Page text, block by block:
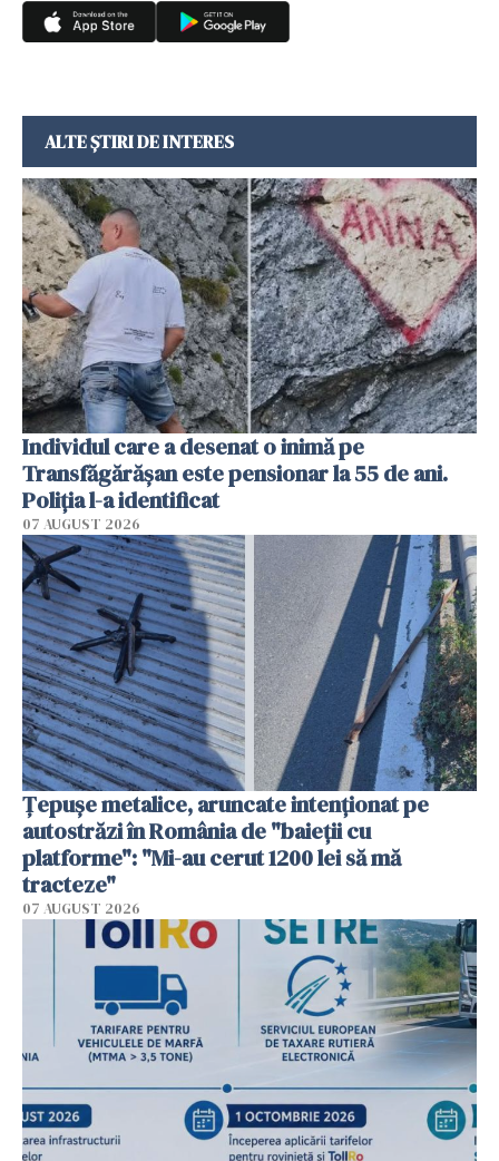
ALTE ȘTIRI DE INTERES
Individul care a desenat o inimă pe
Transfăgărășan este pensionar la 55 de ani.
Poliția l-a identificat
07 AUGUST 2026
Țepușe metalice, aruncate intenționat pe
autostrăzi în România de "baieții cu
platforme": "Mi-au cerut 1200 lei să mă
tracteze"
07 AUGUST 2026